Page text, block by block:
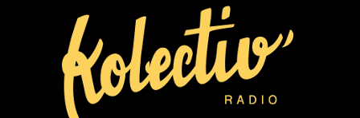
content